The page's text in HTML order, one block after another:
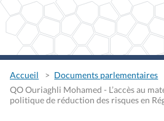
Accueil
Documents parlementaires
QO Ouriaghli Mohamed - L’accès au
politique de réduction des risques en